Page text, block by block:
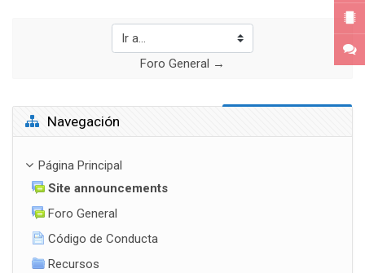
Foro General →
Salta Navegación
Navegación
Página Principal
Site announcements
Foro General
Código de Conducta
Recursos